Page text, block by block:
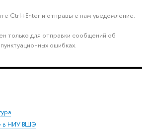
Ctrl+Enter и отправьте нам уведомление.
только для отправки сообщений об
ошибках.
в НИУ ВШЭ